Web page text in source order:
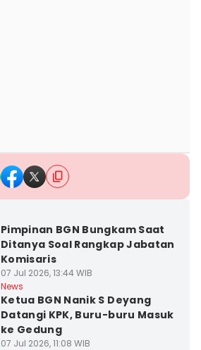
Pimpinan BGN Bungkam Saat
Ditanya Soal Rangkap Jabatan
Komisaris
07 Jul 2026, 13:44 WIB
News
Ketua BGN Nanik S Deyang
Datangi KPK, Buru-buru Masuk
ke Gedung
07 Jul 2026, 11:08 WIB